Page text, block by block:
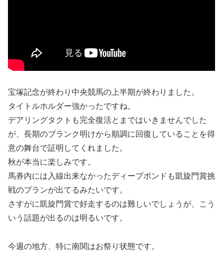
宝塚記念が終わり中央競馬の上半期が終わりました。
タイトルホルダー強かったですね。
デアリングタクトも完全復活とまではいきませんでした
が、長期のブランク明けから順調に回復していることを得
意の舞台で証明してくれました。
秋が本当に楽しみです。
馬券内には入線出来なかったディープボンドも凱旋門賞挑
戦のプランが出てるみたいです。
さすがに凱旋門賞で好走するのは難しいでしょうが、こう
いう話題が出るのは明るいです。
今週の地方、特に南関はお祭り状態です。